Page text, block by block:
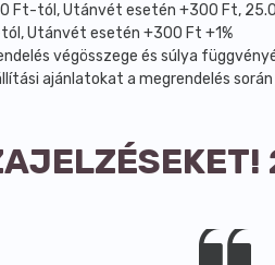
Ft-tól, Utánvét esetén +300 Ft,
Utánvét esetén +300 Ft +1%
végösszege és súlya
ajánlatokat a megrendelés